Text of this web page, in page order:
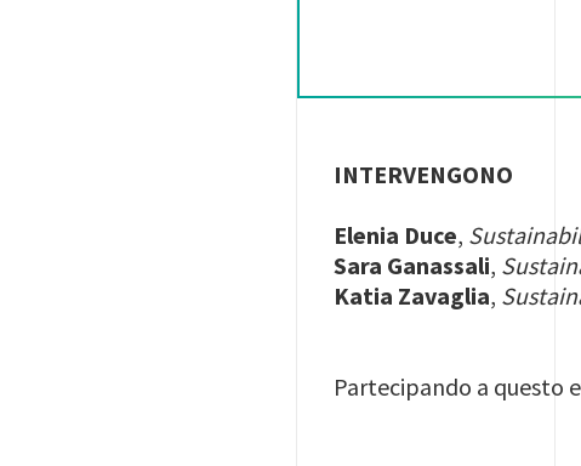
INTERVENGONO
Elenia Duce,
Sara Ganassali,
Katia Zavaglia,
Partecipando a questo